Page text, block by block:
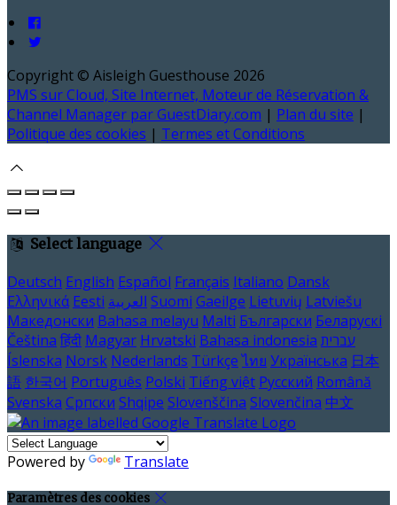
Copyright © Aisleigh Guesthouse 2026
PMS sur Cloud, Site Internet, Moteur de Réservation &
Channel Manager par GuestDiary.com | Plan du site |
Politique des cookies | Termes et Conditions
Select language
Deutsch English Español Français Italiano Dansk
Ελληνικά Eesti العربية Suomi Gaeilge Lietuvių Latviešu
Македонски Bahasa melayu Malti Български Беларускі
Čeština हिंदी Magyar Hrvatski Bahasa indonesia עברית
Íslenska Norsk Nederlands Türkçe ไทย Українська 日本
語 한국어 Português Polski Tiếng việt Русский Română
Svenska Српски Shqipe Slovenščina Slovenčina 中文
Powered by Translate
Paramètres des cookies